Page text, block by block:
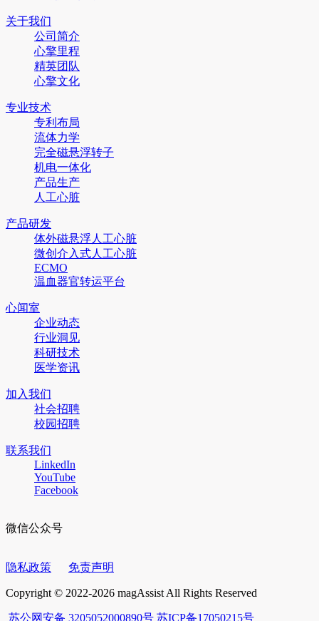
关于我们
公司简介
心擎里程
精英团队
心擎文化
专业技术
专利布局
流体力学
完全磁悬浮转子
机电一体化
产品生产
人工心脏
产品研发
体外磁悬浮人工心脏
微创介入式人工心脏
ECMO
温血器官转运平台
心闻室
企业动态
行业洞见
科研技术
医学资讯
加入我们
社会招聘
校园招聘
联系我们
LinkedIn
YouTube
Facebook
微信公众号
隐私政策 免责声明
Copyright © 2022-2026 magAssist All Rights Reserved
苏公网安备 3205052000890号 苏ICP备17050215号